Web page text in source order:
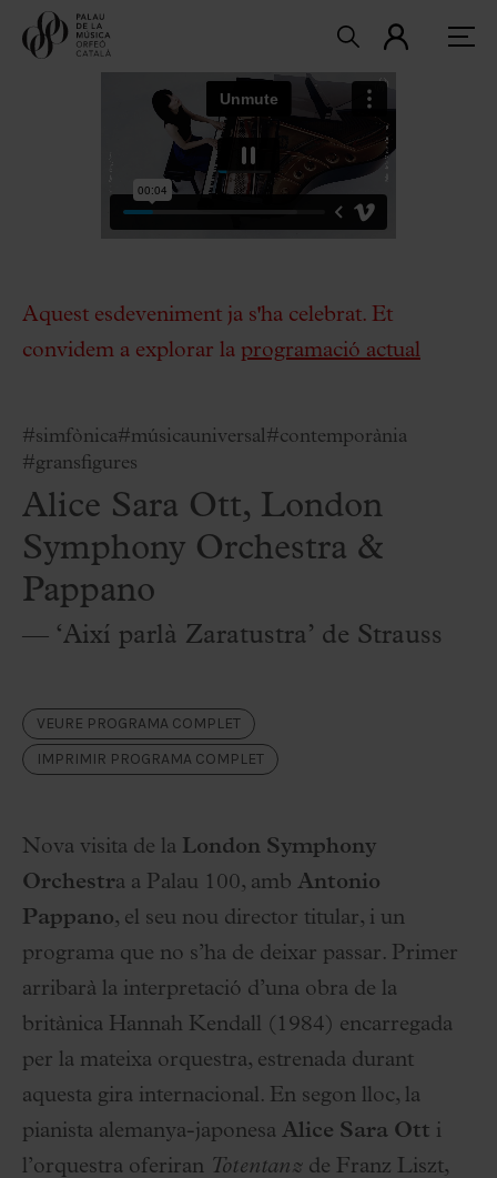
Aquest esdeveniment ja s'ha celebrat. Et
convidem a explorar la programació actual
#simfònica#músicauniversal#contemporània
#gransfigures
Alice Sara Ott, London
Symphony Orchestra &
Pappano
— ‘Així parlà Zaratustra’ de Strauss
VEURE PROGRAMA COMPLET
IMPRIMIR PROGRAMA COMPLET
Nova visita de la London Symphony
Orchestra a Palau 100, amb Antonio
Pappano, el seu nou director titular, i un
programa que no s’ha de deixar passar. Primer
arribarà la interpretació d’una obra de la
britànica Hannah Kendall (1984) encarregada
per la mateixa orquestra, estrenada durant
aquesta gira internacional. En segon lloc, la
pianista alemanya-japonesa Alice Sara Ott i
l’orquestra oferiran Totentanzde Franz Liszt,